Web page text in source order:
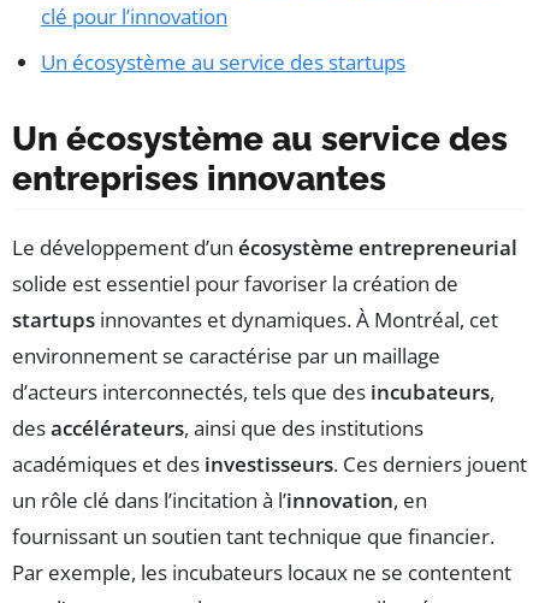
clé pour l’innovation
Un écosystème au service des startups
Un écosystème au service des
entreprises innovantes
Le développement d’un écosystème entrepreneurial
solide est essentiel pour favoriser la création de
startups innovantes et dynamiques. À Montréal, cet
environnement se caractérise par un maillage
d’acteurs interconnectés, tels que des incubateurs,
desaccélérateurs, ainsi que des institutions
académiques et des investisseurs. Ces derniers jouent
un rôle clé dans l’incitation à l’innovation, en
fournissant un soutien tant technique que financier.
Par exemple, les incubateurs locaux ne se contentent